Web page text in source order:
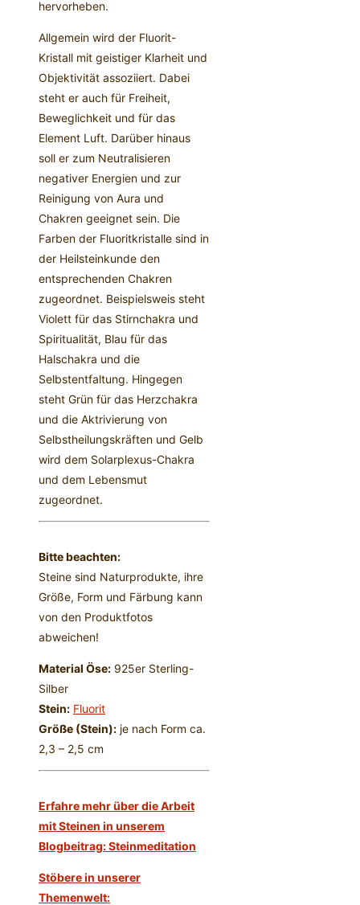
hervorheben.
Allgemein wird der Fluorit-
Kristall mit geistiger Klarheit und
Objektivität assoziiert. Dabei
steht er auch für Freiheit,
Beweglichkeit und für das
Element Luft. Darüber hinaus
soll er zum Neutralisieren
negativer Energien und zur
Reinigung von Aura und
Chakren geeignet sein. Die
Farben der Fluoritkristalle sind in
der Heilsteinkunde den
entsprechenden Chakren
zugeordnet. Beispielsweis steht
Violett für das Stirnchakra und
Spiritualität, Blau für das
Halschakra und die
Selbstentfaltung. Hingegen
steht Grün für das Herzchakra
und die Aktrivierung von
Selbstheilungskräften und Gelb
wird dem Solarplexus-Chakra
und dem Lebensmut
zugeordnet.
Bitte beachten:
Steine sind Naturprodukte, ihre
Größe, Form und Färbung kann
von den Produktfotos
abweichen!
Material Öse: 925er Sterling-
Silber
Stein: Fluorit
Größe (Stein): je nach Form ca.
2,3 – 2,5 cm
Erfahre mehr über die Arbeit
mit Steinen in unserem
Blogbeitrag: Steinmeditation
Stöbere in unserer
Themenwelt: